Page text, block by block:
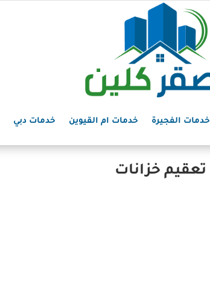
خدمات الفجيرة خدمات ام القيوين خدمات دبي
تعقيم خزانات